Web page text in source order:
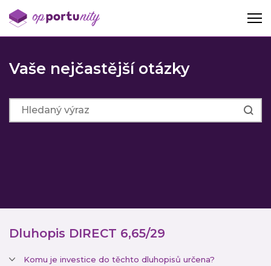
Vaše nejčastější otázky
Dluhopis DIRECT 6,65/29
Komu je investice do těchto dluhopisů určena?